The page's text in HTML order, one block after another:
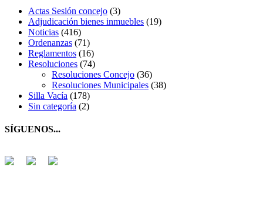
Actas Sesión concejo (3)
Adjudicación bienes inmuebles (19)
Noticias (416)
Ordenanzas (71)
Reglamentos (16)
Resoluciones (74)
Resoluciones Concejo (36)
Resoluciones Municipales (38)
Silla Vacía (178)
Sin categoría (2)
SÍGUENOS...